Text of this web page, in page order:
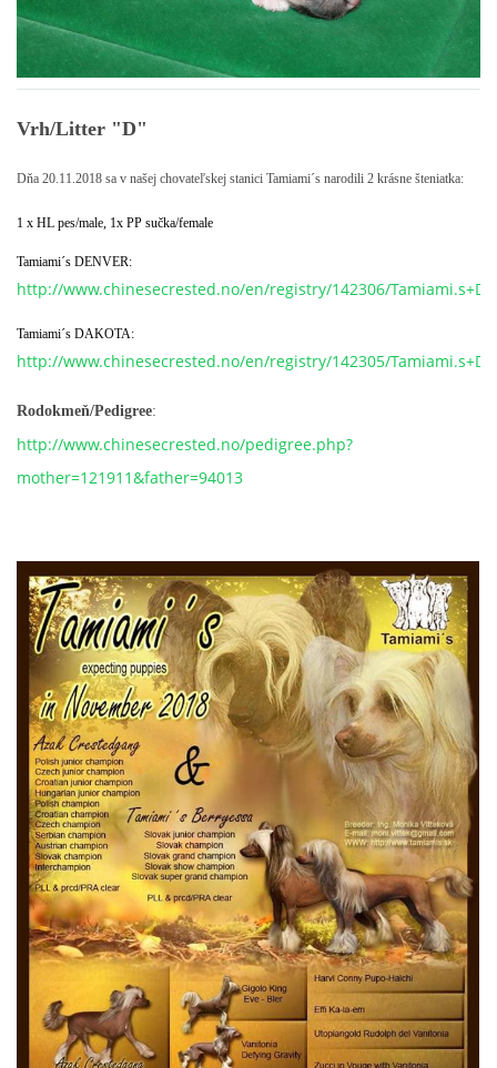
NAŠI PSI
Z TEÓRIE
KONTAKT
© 2026 eStránky.sk
Vrh/Litter "D"
Dňa 20.11.2018 sa v našej chovateľskej stanici Tamiami´s narodili 2 krásne šteniatka:
1 x HL pes/male, 1x PP sučka/female
Tamiami´s DENVER:
http://www.chinesecrested.no/en/registry/142306/
Tamiami´s DAKOTA:
http://www.chinesecrested.no/en/registry/142305/
Rodokmeň/Pedigree:
http://www.chinesecrested.no/pedigree.php?
mother=121911&father=94013